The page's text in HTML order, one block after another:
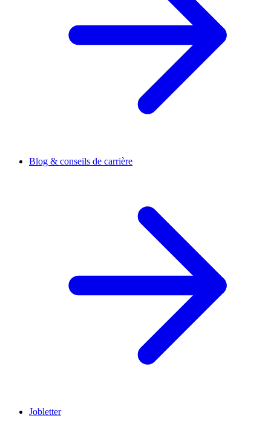
Blog & conseils de carrière
Jobletter